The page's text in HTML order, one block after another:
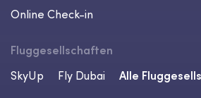
Online Check-in
Fluggesellschaften
SkyUp
Fly Dubai Alle